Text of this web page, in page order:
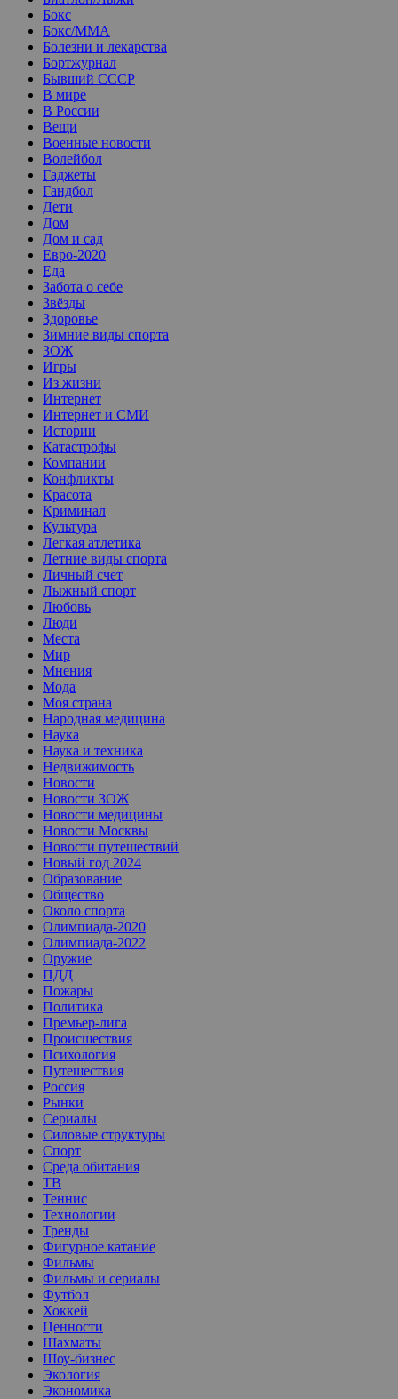
Бокс
Бокс/MMA
Болезни и лекарства
Бортжурнал
Бывший СССР
В мире
В России
Вещи
Военные новости
Волейбол
Гаджеты
Гандбол
Дети
Дом
Дом и сад
Евро-2020
Еда
Забота о себе
Звёзды
Здоровье
Зимние виды спорта
ЗОЖ
Игры
Из жизни
Интернет
Интернет и СМИ
Истории
Катастрофы
Компании
Конфликты
Красота
Криминал
Культура
Легкая атлетика
Летние виды спорта
Личный счет
Лыжный спорт
Любовь
Люди
Места
Мир
Мнения
Мода
Моя страна
Народная медицина
Наука
Наука и техника
Недвижимость
Новости
Новости ЗОЖ
Новости медицины
Новости Москвы
Новости путешествий
Новый год 2024
Образование
Общество
Около спорта
Олимпиада-2020
Олимпиада-2022
Оружие
ПДД
Пожары
Политика
Премьер-лига
Происшествия
Психология
Путешествия
Россия
Рынки
Сериалы
Силовые структуры
Спорт
Среда обитания
ТВ
Теннис
Технологии
Тренды
Фигурное катание
Фильмы
Фильмы и сериалы
Футбол
Хоккей
Ценности
Шахматы
Шоу-бизнес
Экология
Экономика